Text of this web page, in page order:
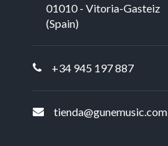
01010 - Vitoria-Gasteiz
(Spain)
+34 945 197 887
tienda@gunemusic.com